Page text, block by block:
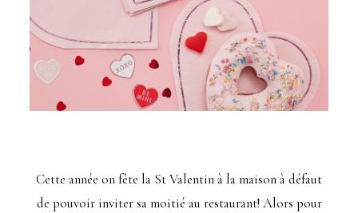
Cette année on fête la St Valentin à la maison à défaut
de pouvoir inviter sa moitié au restaurant! Alors pour